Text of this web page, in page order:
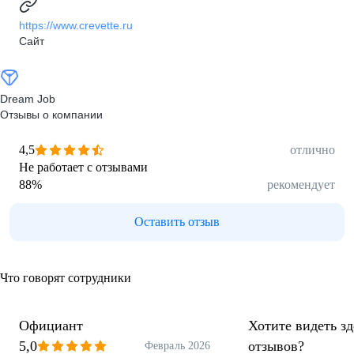
https://www.crevette.ru
Сайт
Dream Job
Отзывы о компании
4,5
отлично
Не работает с отзывами
88% рекомендует
Оставить отзыв
Что говорят сотрудники
Официант
5,0
Февраль 2026
Хотите видеть
отзывов?